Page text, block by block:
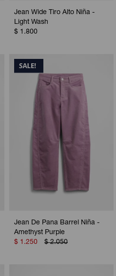
Jean Wide Tiro Alto Niña -
Light Wash
$ 1.800
Jean De Pana Barrel Niña -
Amethyst Purple
$ 1.250 $ 2.050